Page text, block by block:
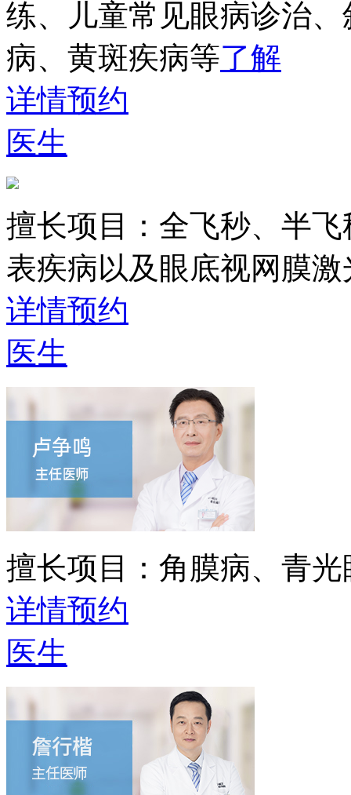
练、儿童常见眼病诊治
病、黄斑疾病等了解
详情预约
医生
擅长项目： 全飞秒、半
表疾病以及眼底视网膜激
详情预约
医生
擅长项目： 角膜病、青
详情预约
医生